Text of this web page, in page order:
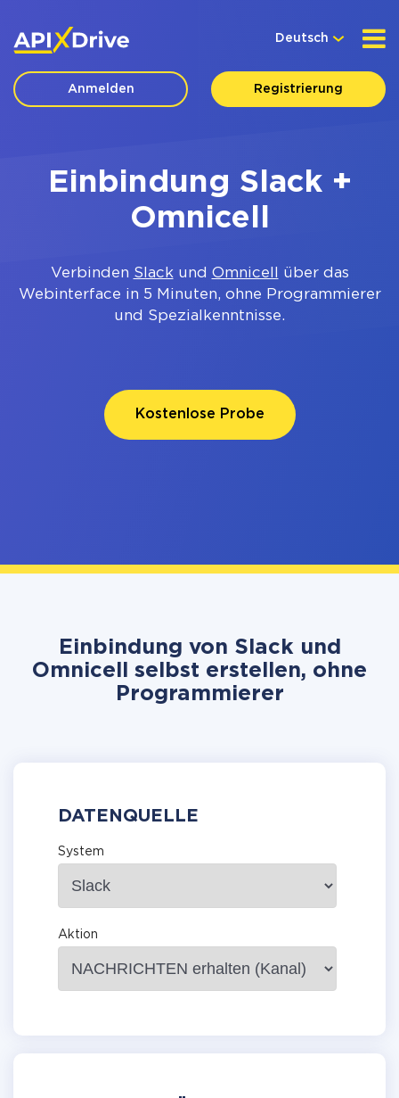
Deutsch
Anmelden Registrierung
Einbindung Slack +
Omnicell
Verbinden Slackund Omnicell
über das
Webinterface in 5 Minuten, ohne Programmierer
und Spezialkenntnisse.
Kostenlose Probe
Einbindung von Slack und
Omnicell selbst erstellen, ohne
Programmierer
DATENQUELLE
System
Aktion